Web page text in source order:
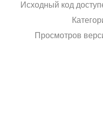
Исходный код
Просмотров